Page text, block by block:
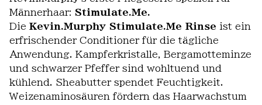
Männerhaar: Stimulate.Me.
Die Kevin.Murphy Stimulate.Me Rinse ist ein
erfrischender Conditioner für die tägliche
Anwendung. Kampferkristalle, Bergamotteminze
und schwarzer Pfeffer sind wohltuend und
kühlend. Sheabutter spendet Feuchtigkeit.
Weizenaminosäuren fördern das Haarwachstum